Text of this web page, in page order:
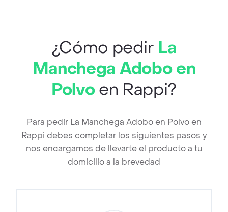
¿Cómo pedir La
Manchega Adobo en
Polvoen Rappi?
Para pedir La Manchega Adobo en Polvo en
Rappi debes completar los siguientes pasos y
nos encargamos de llevarte el producto a tu
domicilio a la brevedad